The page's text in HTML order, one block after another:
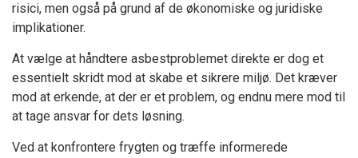
risici, men også på grund af de økonomiske og juridiske
implikationer.
At vælge at håndtere asbestproblemet direkte er dog et
essentielt skridt mod at skabe et sikrere miljø. Det kræver
mod at erkende, at der er et problem, og endnu mere mod til
at tage ansvar for dets løsning.
Ved at konfrontere frygten og træffe informerede